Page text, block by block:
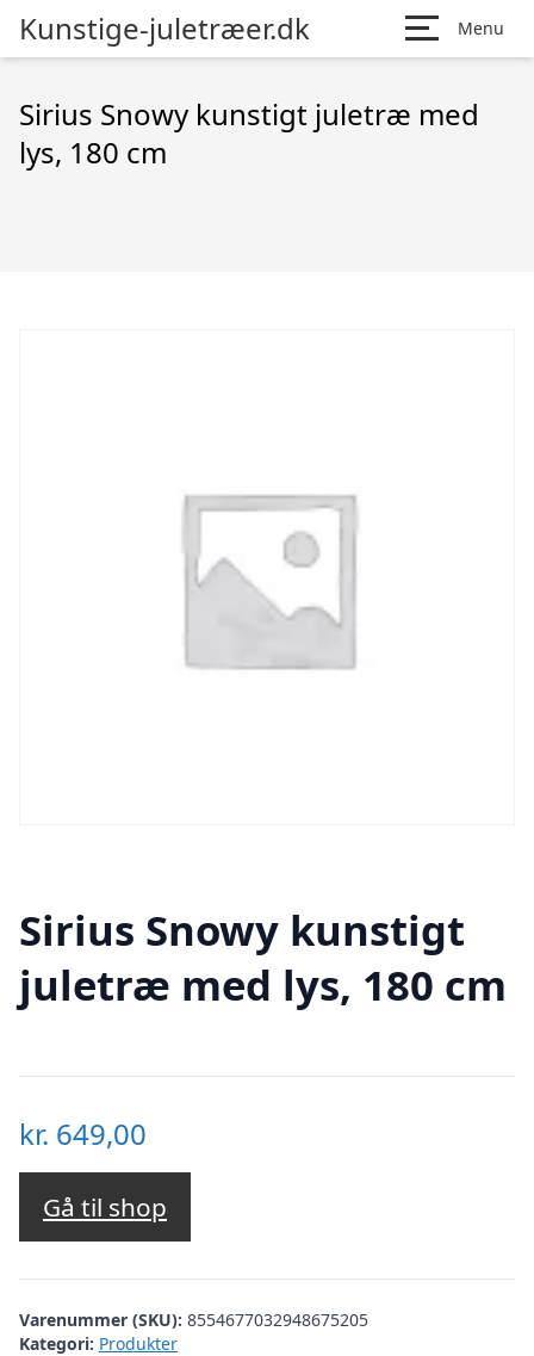
Kunstige-juletræer.dk Menu
Sirius Snowy kunstigt juletræ med
lys, 180 cm
Sirius Snowy kunstigt
juletræ med lys, 180 cm
kr. 649,00
Gå til shop
Varenummer (SKU): 8554677032948675205
Kategori: Produkter